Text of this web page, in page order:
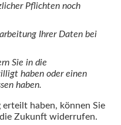
Pflichten noch
Ihrer Daten bei
Sie in die
haben oder einen
haben.
haben, können Sie
Zukunft widerrufen.